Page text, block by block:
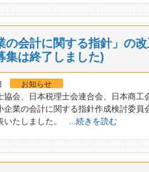
の会計に関する指針」の
集は終了しました)
お知らせ
協会、日本税理士会連合会、日本商
企業の会計に関する指針作成検討委
いたしました。
...続きを読む